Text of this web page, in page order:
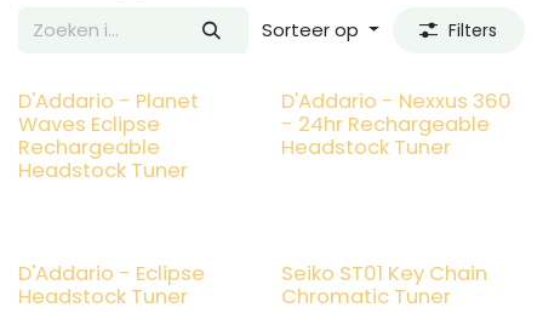
Sorteer op Filters
D'Addario - Planet
Waves Eclipse
Rechargeable
Headstock Tuner
D'Addario - Nexxus 360
- 24hr Rechargeable
Headstock Tuner
D'Addario - Eclipse
Headstock Tuner
Seiko ST01 Key Chain
Chromatic Tuner